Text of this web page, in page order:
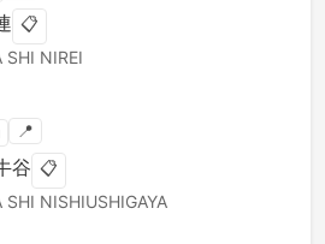
📋
SHI NIREI
📍
谷 📋
SHI NISHIUSHIGAYA